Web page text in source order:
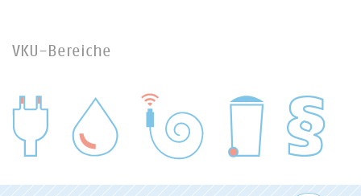
VKU-Bereiche
WASSER/ABWASSER